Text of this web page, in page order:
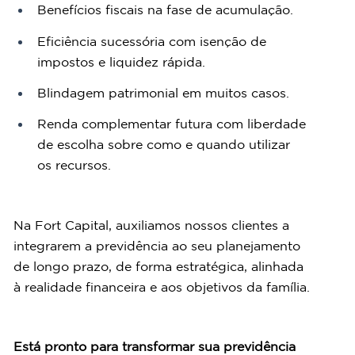
Benefícios fiscais na fase de acumulação.
Eficiência sucessória com isenção de
impostos e liquidez rápida.
Blindagem patrimonial em muitos casos.
Renda complementar futura com liberdade
de escolha sobre como e quando utilizar
os recursos.
Na Fort Capital, auxiliamos nossos clientes a
integrarem a previdência ao seu planejamento
de longo prazo, de forma estratégica, alinhada
à realidade financeira e aos objetivos da família.
Está pronto para transformar sua previdência